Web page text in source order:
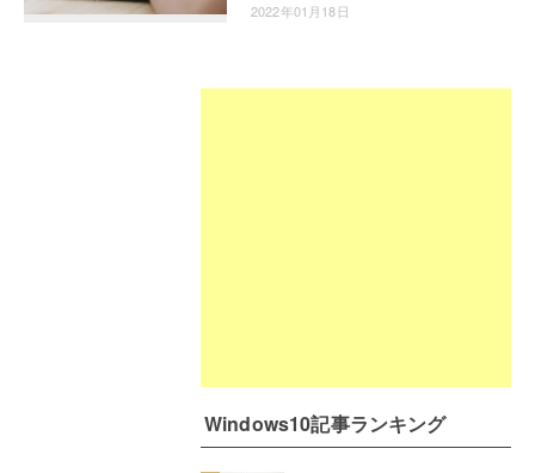
2022年01月18日
Windows10記事ランキング